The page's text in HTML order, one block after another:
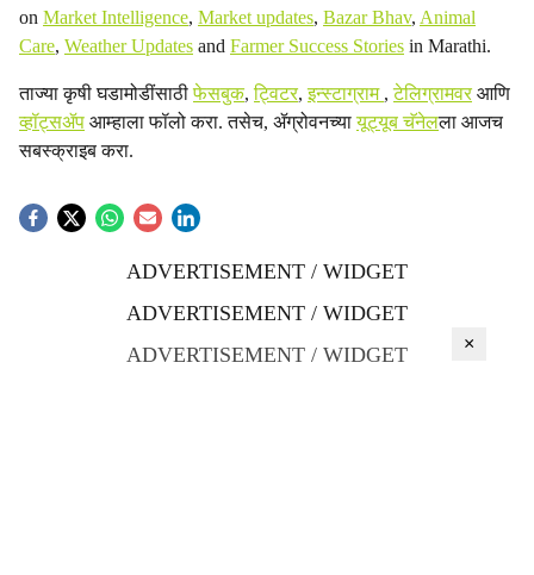
on Market Intelligence, Market updates, Bazar Bhav, Animal
Care, Weather Updates and Farmer Success Stories in Marathi.
ताज्या कृषी घडामोडींसाठीफेसबुक,ट्विटर,इन्स्टाग्राम ,टेलिग्रामवरआणि
व्हॉट्सॲप आम्हाला फॉलो करा. तसेच, ॲग्रोवनच्यायूट्यूब चॅनेलला आजच
सबस्क्राइब करा.
ADVERTISEMENT / WIDGET
ADVERTISEMENT / WIDGET
ADVERTISEMENT / WIDGET
×